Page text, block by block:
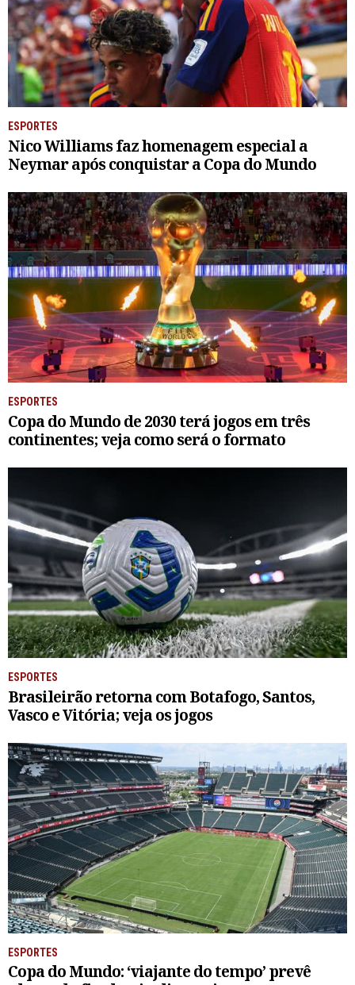
ESPORTES
Nico Williams faz homenagem especial a
Neymar após conquistar a Copa do Mundo
ESPORTES
Copa do Mundo de 2030 terá jogos em três
continentes; veja como será o formato
ESPORTES
Brasileirão retorna com Botafogo, Santos,
Vasco e Vitória; veja os jogos
ESPORTES
Copa do Mundo: ‘viajante do tempo’ prevê